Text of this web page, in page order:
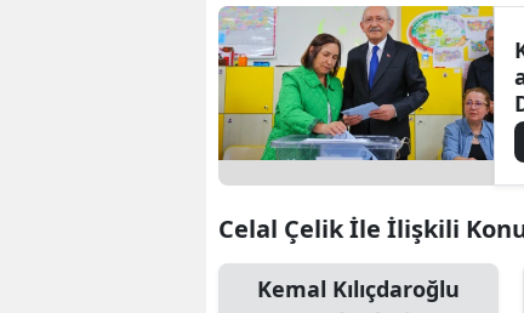
Celal Çelik İle İlişkili
Kemal Kılıçdaroğlu